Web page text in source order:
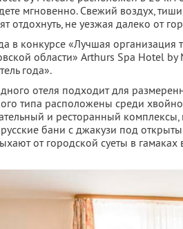
мгновенно. Свежий воздух,
отдохнуть, не уезжая далеко от
в конкурсе «Лучшая организация
области» Arthurs Spa Hotel by
года».
отеля подходит для
типа расположены среди
и ресторанный
бани с джакузи под
от городской суеты в гамаках